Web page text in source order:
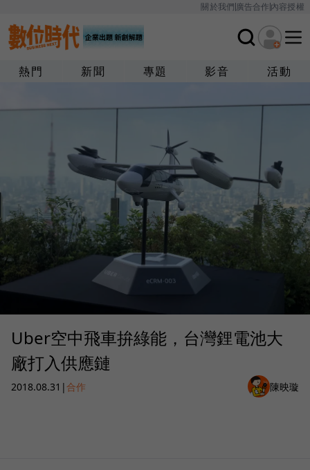
關於我們廣告合作內容授權
熱門 新聞 專題 影音 活動
Uber空中飛車拚綠能，台灣鋰電池大
廠打入供應鏈
2018.08.31 |合作 陳映璇